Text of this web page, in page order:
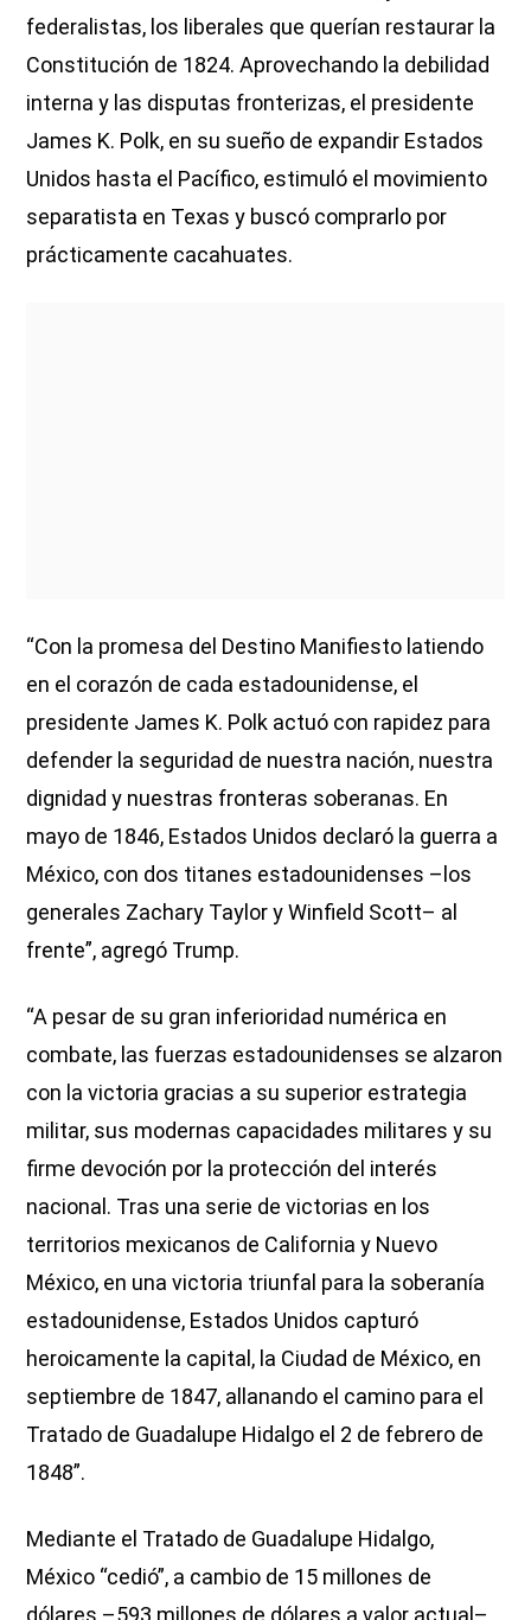
federalistas, los liberales que querían restaurar la
Constitución de 1824. Aprovechando la debilidad
interna y las disputas fronterizas, el presidente
James K. Polk, en su sueño de expandir Estados
Unidos hasta el Pacífico, estimuló el movimiento
separatista en Texas y buscó comprarlo por
prácticamente cacahuates.
“Con la promesa del Destino Manifiesto latiendo
en el corazón de cada estadounidense, el
presidente James K. Polk actuó con rapidez para
defender la seguridad de nuestra nación, nuestra
dignidad y nuestras fronteras soberanas. En
mayo de 1846, Estados Unidos declaró la guerra a
México, con dos titanes estadounidenses –los
generales Zachary Taylor y Winfield Scott– al
frente”, agregó Trump.
“A pesar de su gran inferioridad numérica en
combate, las fuerzas estadounidenses se alzaron
con la victoria gracias a su superior estrategia
militar, sus modernas capacidades militares y su
firme devoción por la protección del interés
nacional. Tras una serie de victorias en los
territorios mexicanos de California y Nuevo
México, en una victoria triunfal para la soberanía
estadounidense, Estados Unidos capturó
heroicamente la capital, la Ciudad de México, en
septiembre de 1847, allanando el camino para el
Tratado de Guadalupe Hidalgo el 2 de febrero de
1848”.
Mediante el Tratado de Guadalupe Hidalgo,
México “cedió”, a cambio de 15 millones de